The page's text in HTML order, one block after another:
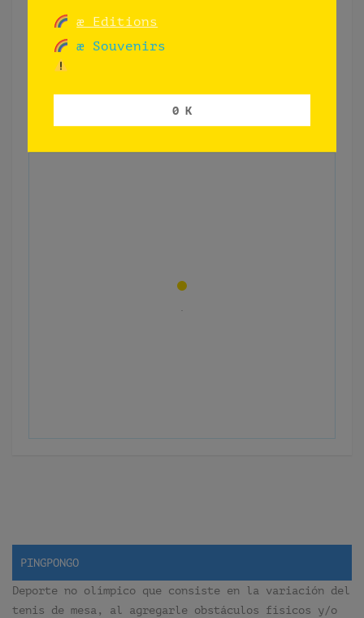
PINGPONGO
Deporte no olímpico que consiste en la variación del
tenis de mesa, al agregarle obstáculos físicos y/o
æ Editions
æ Souvenirs
0 K